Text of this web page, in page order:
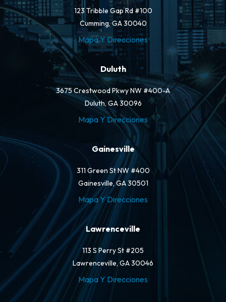
123 Tribble Gap Rd #100
Cumming, GA 30040
Mapa Y Direcciones
Duluth
3675 Crestwood Pkwy NW #400-A
Duluth, GA 30096
Mapa Y Direcciones
Gainesville
311 Green St NW #400
Gainesville, GA 30501
Mapa Y Direcciones
Lawrenceville
113 S Perry St #205
Lawrenceville, GA 30046
Mapa Y Direcciones